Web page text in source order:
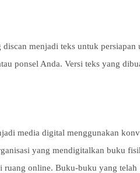
menjadi teks untuk persiapan
ponsel Anda. Versi teks yang
media digital menggunakan
yang mendigitalkan buku
ruang online. Buku-buku yang telah